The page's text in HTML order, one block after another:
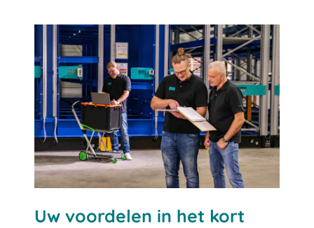
Uw voordelen in het kort